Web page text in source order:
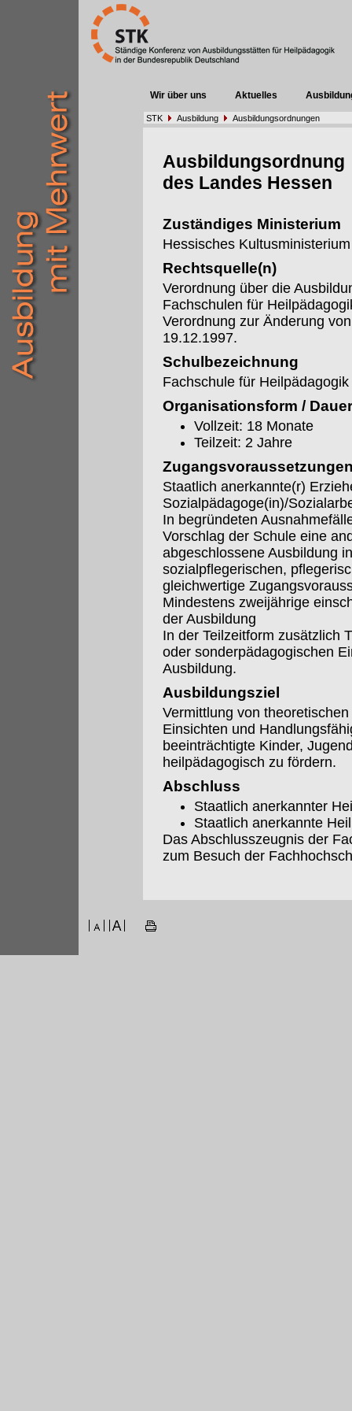
Wir über uns Aktuelles
STK Ausbildung Ausbildungsordnungen
Ausbildungsordnung
des Landes Hessen
Zuständiges Ministerium
Hessisches Kultusministerium
Rechtsquelle(n)
Verordnung über die
Fachschulen für
Verordnung zur Änderung
19.12.1997.
Schulbezeichnung
Fachschule für Heilpädagogik
Organisationsform / Dauer
Vollzeit: 18 Monate
Teilzeit: 2 Jahre
Staatlich anerkannte(r)
Sozialpädagoge(in)/
In begründeten
Vorschlag der Schule eine
abgeschlossene Ausbildung
sozialpflegerischen,
gleichwertige
Mindestens zweijährige
der Ausbildung
In der Teilzeitform zusätzlich
oder sonderpädagogischen
Ausbildung.
Ausbildungsziel
Vermittlung von
Einsichten und
beeinträchtigte Kinder,
heilpädagogisch zu fördern.
Abschluss
Staatlich anerkannter
Staatlich anerkannte
Das Abschlusszeugnis der
zum Besuch der